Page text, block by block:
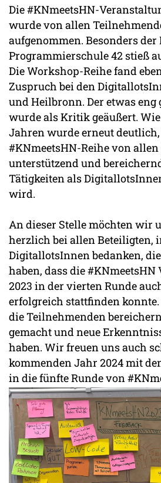
Die #KNmeetsHN-
wurde von allen
aufgenommen. Besonders der
Programmierschule 42 stieß
Die Workshop-Reihe fand
Zuspruch bei den
und Heilbronn. Der etwas eng
wurde als Kritik geäußert.
Jahren wurde erneut deutlich,
#KNmeetsHN-Reihe von
unterstützend und
Tätigkeiten als
wird.
An dieser Stelle möchten wir
herzlich bei allen Beteiligten,
DigitallotsInnen bedanken,
haben, dass die
2023 in der vierten Runde
erfolgreich stattfinden
die Teilnehmenden
gemacht und neue
haben. Wir freuen uns auch
kommenden Jahr 2024 mit
in die fünfte Runde von